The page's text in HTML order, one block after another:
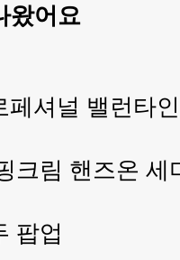
왔어요
페셔널 밸런타
크림 핸즈온 세
팝업